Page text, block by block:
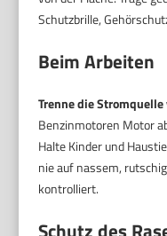
Schutzbrille,
Beim Arbeiten
Trenne die
Benzinmotoren Motor
Halte Kinder und
nie auf nassem,
kontrolliert.